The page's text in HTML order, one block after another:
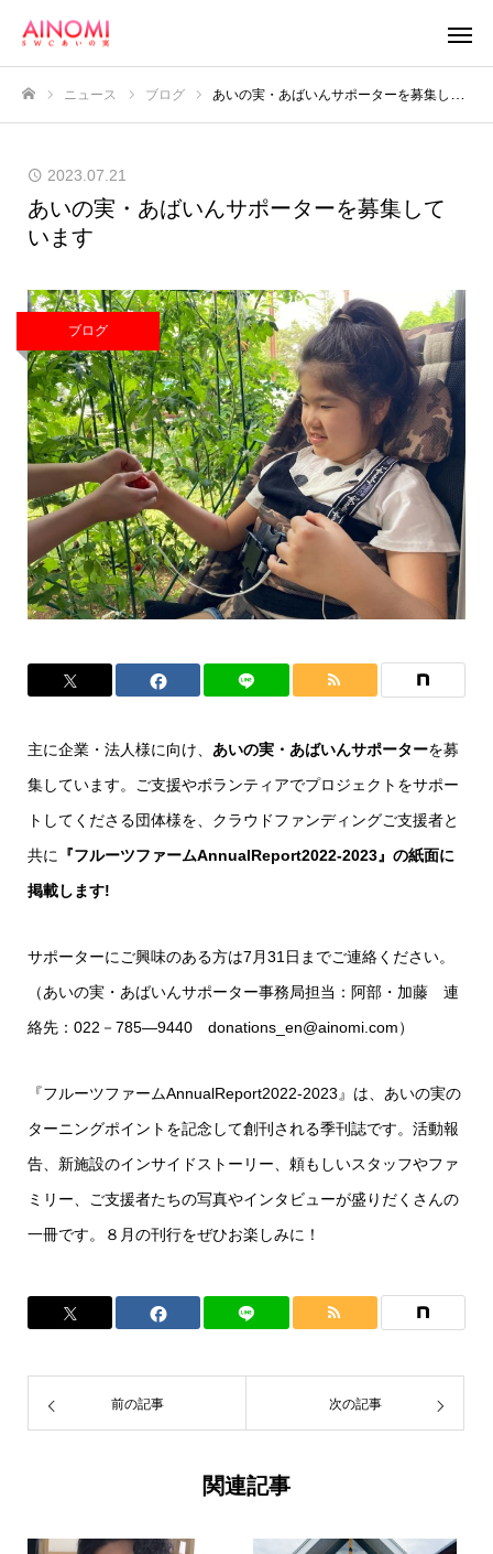
ニュース ブログ あいの実・あばいんサポーターを募集しています
2023.07.21
あいの実・あばいんサポーターを募集して
います
ブログ
主に企業・法人様に向け、 あいの実・あばいんサポーターを募
集しています。ご支援やボランティアでプロジェクトをサポー
トしてくださる団体様を、クラウドファンディングご支援者と
共に
『フルーツファームAnnualReport2022-2023』の紙面に
掲載します!
サポーターにご興味のある方は7月31日までご連絡ください。
（あいの実・あばいんサポーター事務局担当：阿部・加藤 連
絡先：022－785―9440 donations_en@ainomi.com）
『フルーツファームAnnualReport2022-2023』は、あいの実の
ターニングポイントを記念して創刊される季刊誌です。活動報
告、新施設のインサイドストーリー、頼もしいスタッフやファ
ミリー、ご支援者たちの写真やインタビューが盛りだくさんの
一冊です。８月の刊行をぜひお楽しみに！
前の記事 次の記事
関連記事